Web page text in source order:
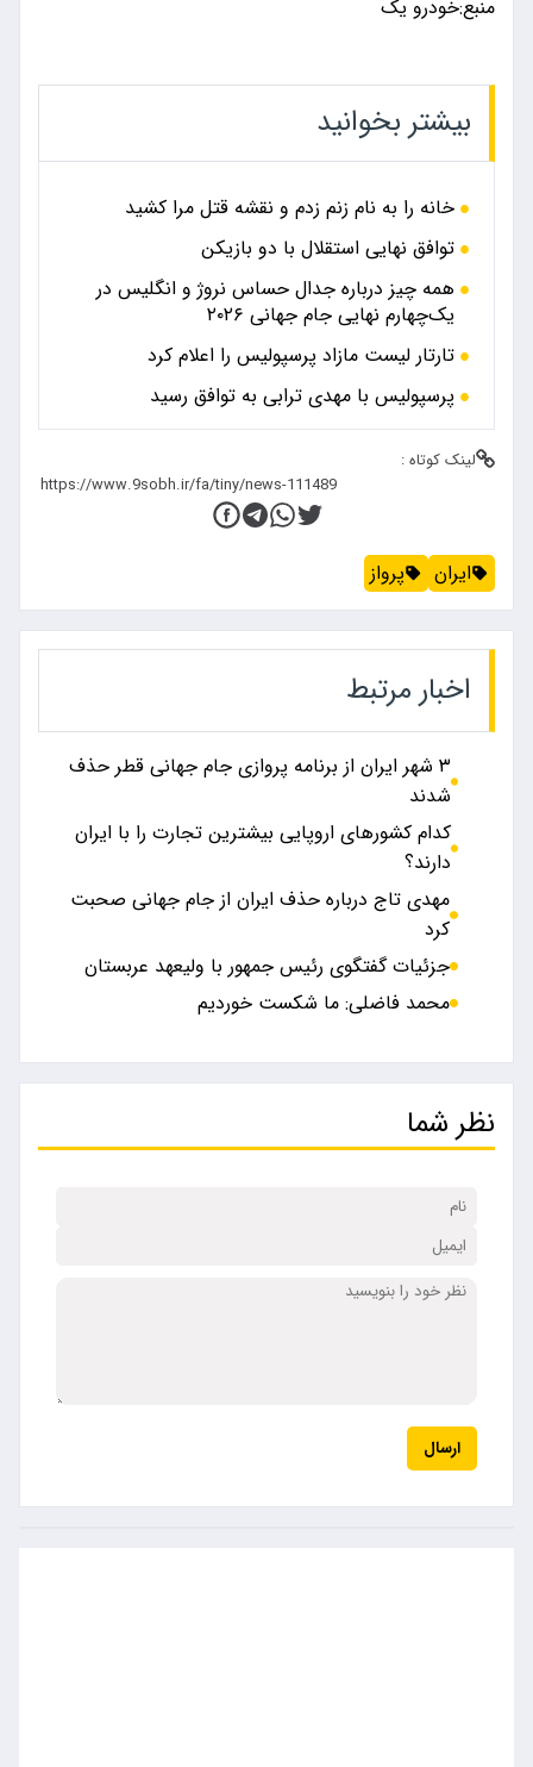
منبع:خودرو یک
بیشتر بخوانید
خانه را به نام زنم زدم و نقشه قتل مرا کشید
توافق نهایی استقلال با دو بازیکن
همه چیز درباره جدال حساس نروژ و انگلیس در
یک‌چهارم نهایی جام جهانی ۲۰۲۶
تارتار لیست مازاد پرسپولیس را اعلام کرد
پرسپولیس با مهدی ترابی به توافق رسید
لینک کوتاه :
ایران پرواز
اخبار مرتبط
۳ شهر ایران از برنامه پروازی جام جهانی قطر حذف
شدند
کدام کشور‌های اروپایی بیشترین تجارت را با ایران
دارند؟
مهدی تاج درباره حذف ایران از جام جهانی صحبت
کرد
جزئیات گفتگوی رئیس جمهور با ولیعهد عربستان
محمد فاضلی: ما شکست خوردیم
نظر شما
ارسال